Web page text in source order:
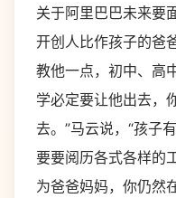
关于阿里巴巴未来要
开创人比作孩子的爸
教他一点，初中、高
学必定要让他出去，
去。”马云说，“孩子
要要阅历各式各样的
为爸爸妈妈，你仍然